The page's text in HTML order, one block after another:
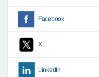
Facebook
X
LinkedIn